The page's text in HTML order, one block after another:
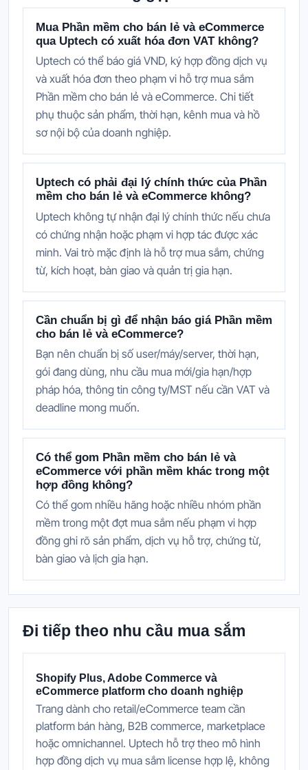
Mua Phần mềm cho bán lẻ và eCommerce
qua Uptech có xuất hóa đơn VAT không?
Uptech có thể báo giá VND, ký hợp đồng dịch vụ
và xuất hóa đơn theo phạm vi hỗ trợ mua sắm
Phần mềm cho bán lẻ và eCommerce. Chi tiết
phụ thuộc sản phẩm, thời hạn, kênh mua và hồ
sơ nội bộ của doanh nghiệp.
Uptech có phải đại lý chính thức của Phần
mềm cho bán lẻ và eCommerce không?
Uptech không tự nhận đại lý chính thức nếu chưa
có chứng nhận hoặc phạm vi hợp tác được xác
minh. Vai trò mặc định là hỗ trợ mua sắm, chứng
từ, kích hoạt, bàn giao và quản trị gia hạn.
Cần chuẩn bị gì để nhận báo giá Phần mềm
cho bán lẻ và eCommerce?
Bạn nên chuẩn bị số user/máy/server, thời hạn,
gói đang dùng, nhu cầu mua mới/gia hạn/hợp
pháp hóa, thông tin công ty/MST nếu cần VAT và
deadline mong muốn.
Có thể gom Phần mềm cho bán lẻ và
eCommerce với phần mềm khác trong một
hợp đồng không?
Có thể gom nhiều hãng hoặc nhiều nhóm phần
mềm trong một đợt mua sắm nếu phạm vi hợp
đồng ghi rõ sản phẩm, dịch vụ hỗ trợ, chứng từ,
bàn giao và lịch gia hạn.
Đi tiếp theo nhu cầu mua sắm
Shopify Plus, Adobe Commerce và
eCommerce platform cho doanh nghiệp
Trang dành cho retail/eCommerce team cần
platform bán hàng, B2B commerce, marketplace
hoặc omnichannel. Uptech hỗ trợ theo mô hình
hợp đồng dịch vụ mua sắm license hợp lệ, không